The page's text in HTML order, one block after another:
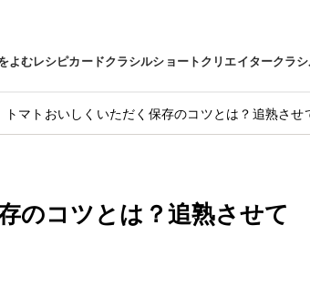
よむレシピカードクラシルショートクリエイタークラ
トマトおいしくいただく保存のコツとは？追熟させ
のコツとは？追熟させて